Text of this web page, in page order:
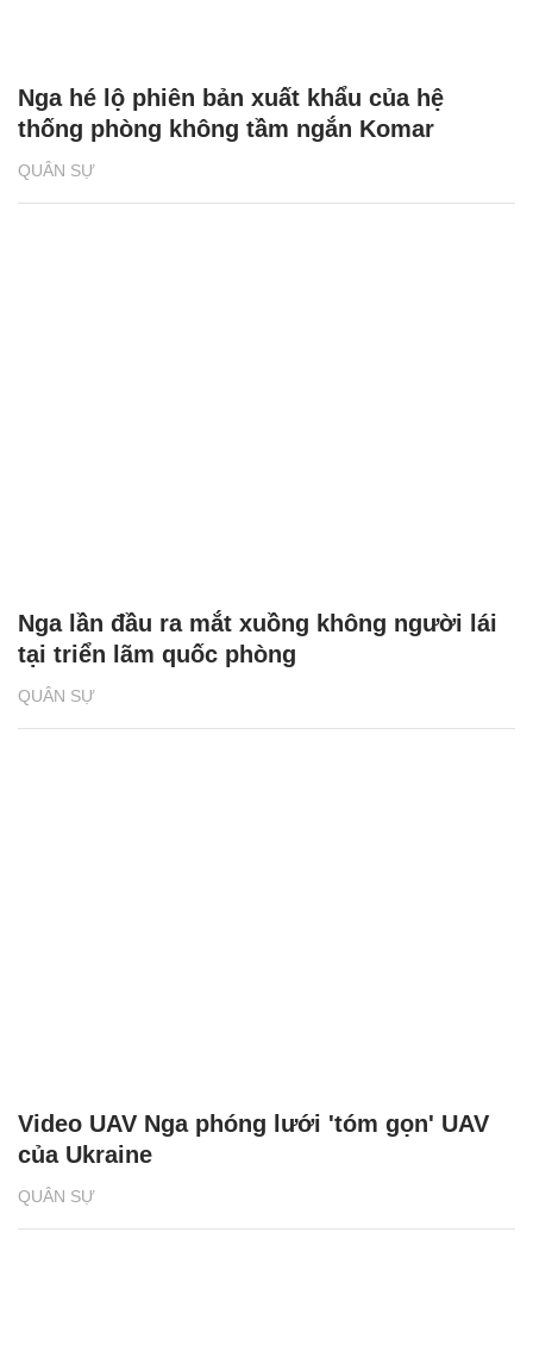
QUÂN SỰ
Nga hé lộ phiên bản xuất khẩu của hệ
thống phòng không tầm ngắn Komar
QUÂN SỰ
Nga lần đầu ra mắt xuồng không người lái
tại triển lãm quốc phòng
QUÂN SỰ
Video UAV Nga phóng lưới 'tóm gọn' UAV
của Ukraine